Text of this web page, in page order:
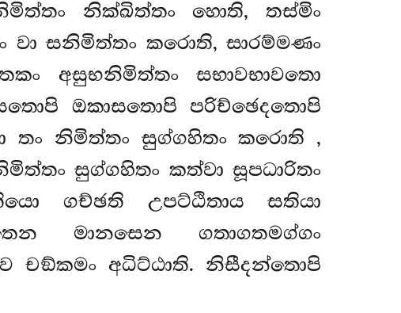
නික්ඛිත්තං හොති, තස්මිං
වා සනිමිත්තං කරොති, සාරම්මණං
අසුභනිමිත්තං සභාවභාවතො
ඔකාසතොපි පරිච්ඡෙදතොපි
නිමිත්තං සුග්ගහිතං කරොති ,
සුග්ගහිතං කත්වා සූපධාරිතං
ගච්ඡති උපට්ඨිතාය සතියා
මානසෙන ගතාගතමග්ගං
චඞ්කමං අධිට්ඨාති. නිසීදන්තොපි